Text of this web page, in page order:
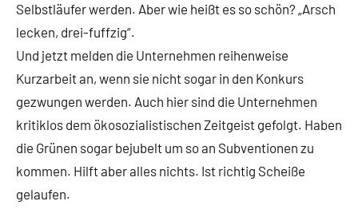
Selbstläufer werden. Aber wie heißt es so schön? „Arsch
lecken, drei-fuffzig“.
Und jetzt melden die Unternehmen reihenweise
Kurzarbeit an, wenn sie nicht sogar in den Konkurs
gezwungen werden. Auch hier sind die Unternehmen
kritiklos dem ökosozialistischen Zeitgeist gefolgt. Haben
die Grünen sogar bejubelt um so an Subventionen zu
kommen. Hilft aber alles nichts. Ist richtig Scheiße
gelaufen.